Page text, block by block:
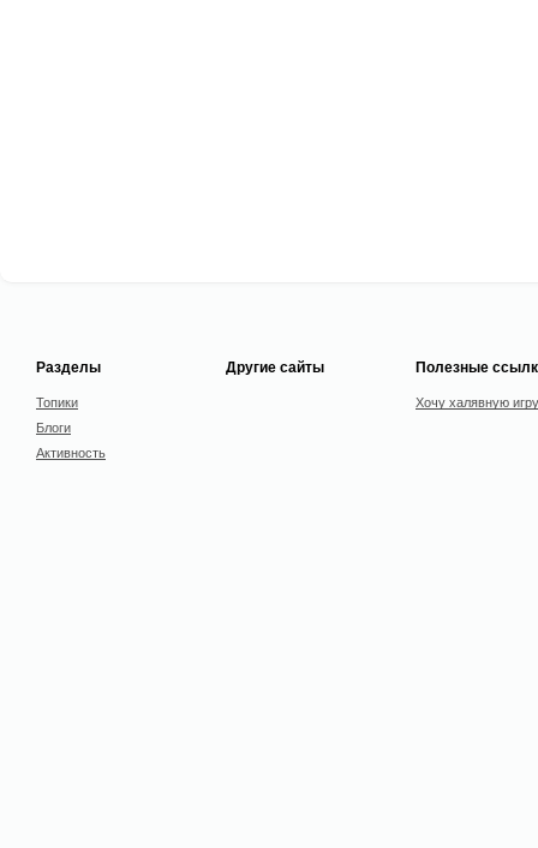
Разделы
Топики
Блоги
Активность
Другие сайты Полезные
Хочу халявную игру